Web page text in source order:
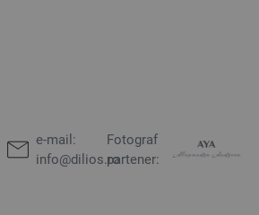
e-mail:
info@dilios.ro
Fotograf
partener: